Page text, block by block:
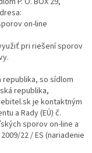
on-line
pri riešení sporov
so sídlom
republika,
je kontaktným
a Rady (EÚ) č.
sporov on-line a
22 / ES (nariadenie